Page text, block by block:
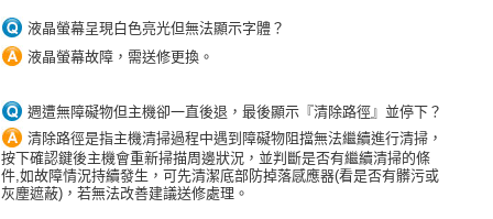
液晶螢幕呈現白色亮光但無法顯示字體？
液晶螢幕故障，需送修更換。
週遭無障礙物但主機卻一直後退，最後顯示『清除路徑』並停下？
清除路徑是指主機清掃過程中遇到障礙物阻擋無法繼續進行清掃，
按下確認鍵後主機會重新掃描周邊狀況，並判斷是否有繼續清掃的條
件,如故障情況持續發生，可先清潔底部防掉落感應器(看是否有髒污或
灰塵遮蔽)，若無法改善建議送修處理。